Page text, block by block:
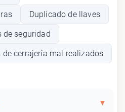
Duplicado de llaves
de seguridad
cerrajería mal realizados